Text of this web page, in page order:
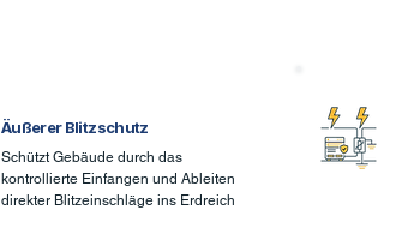
Äußerer Blitzschutz
Schützt Gebäude durch das
kontrollierte Einfangen und Ableiten
direkter Blitzeinschläge ins Erdreich